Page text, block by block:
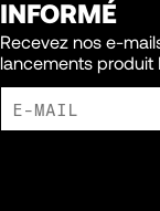
INFORMÉ
Recevez nos e-
lancements produit